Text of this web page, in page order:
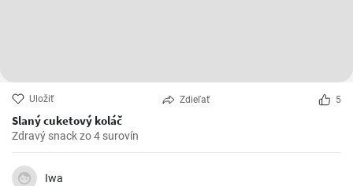
Uložiť Zdieľať 5
Slaný cuketový koláč
Zdravý snack zo 4 surovín
Iwa